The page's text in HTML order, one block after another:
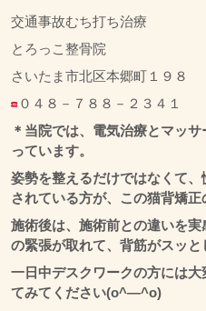
交通事故むち打ち治療
とろっこ整骨院
さいたま市北区本郷町１９８
０４８－７８８－２３４１
＊当院では、電気治療とマッ
っています。
姿勢を整えるだけではなくて
されている方が、この猫背矯正
施術後は、施術前との違いを
の緊張が取れて、背筋がスッと
一日中デスクワークの方には
てみてください(o^―^o)